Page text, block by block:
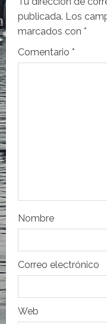
i
ó
n
r
a
d
a
s
publicada. Los
marcados con *
Comentario *
Nombre
Correo electrónico
Web